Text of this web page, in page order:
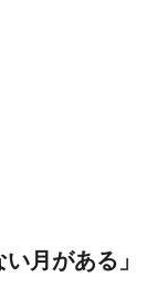
月がある」